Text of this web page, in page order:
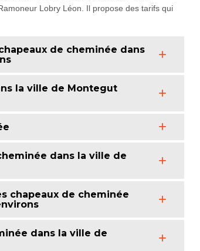
Lobry Léon. Il propose des tarifs qui
de cheminée dans
la ville de Montegut
dans la ville de
chapeaux de cheminée
dans la ville de